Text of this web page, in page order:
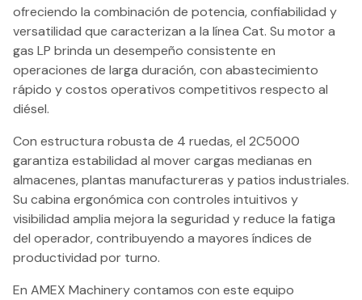
ofreciendo la combinación de potencia, confiabilidad y
versatilidad que caracterizan a la línea Cat. Su motor a
gas LP brinda un desempeño consistente en
operaciones de larga duración, con abastecimiento
rápido y costos operativos competitivos respecto al
diésel.
Con estructura robusta de 4 ruedas, el 2C5000
garantiza estabilidad al mover cargas medianas en
almacenes, plantas manufactureras y patios industriales.
Su cabina ergonómica con controles intuitivos y
visibilidad amplia mejora la seguridad y reduce la fatiga
del operador, contribuyendo a mayores índices de
productividad por turno.
En AMEX Machinery contamos con este equipo